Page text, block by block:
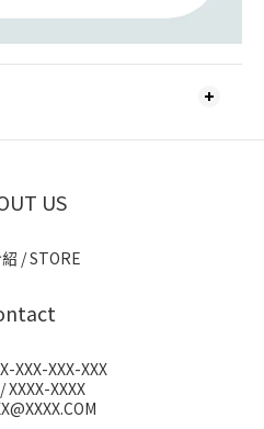
US
/ STORE
XXX-XXX-XXX
XXXX